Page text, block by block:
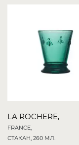
LA ROCHERE,
FRANCE,
СТАКАН, 260 МЛ.